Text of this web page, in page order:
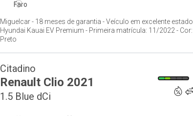
Faro
Miguelcar - 18 meses de garantia - Veículo em excelente estado
Hyundai Kauai EV Premium - Primeira matrícula: 11/2022 - Cor:
Preto
Citadino
Renault Clio 2021
1.5 Blue dCi